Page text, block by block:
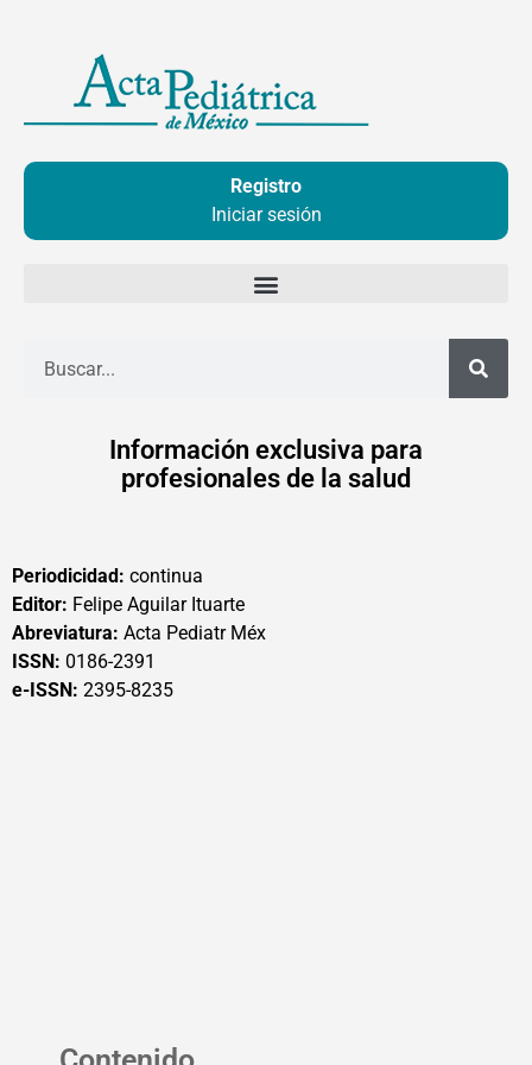
contenido
Registro
Iniciar sesión
Información exclusiva para
profesionales de la salud
Periodicidad: continua
Editor: Felipe Aguilar Ituarte
Abreviatura: Acta Pediatr Méx
ISSN: 0186-2391
e-ISSN: 2395-8235